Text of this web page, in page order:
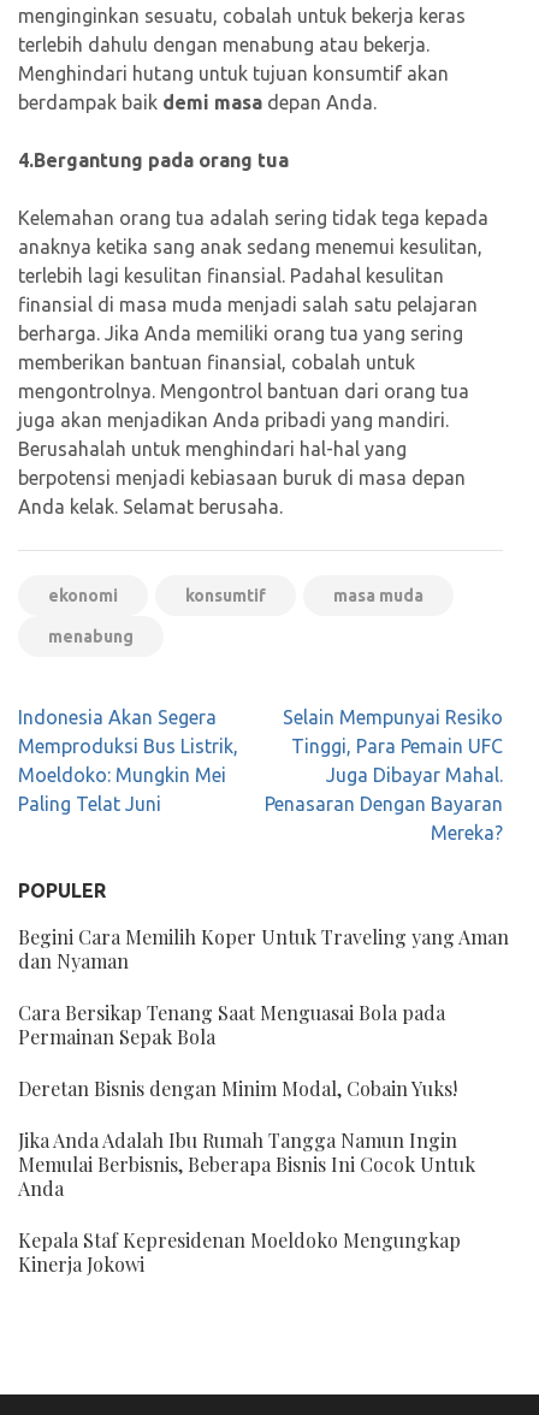
menginginkan sesuatu, cobalah untuk bekerja keras
terlebih dahulu dengan menabung atau bekerja.
Menghindari hutang untuk tujuan konsumtif akan
berdampak baik demi masa depan Anda.
4.Bergantung pada orang tua
Kelemahan orang tua adalah sering tidak tega kepada
anaknya ketika sang anak sedang menemui kesulitan,
terlebih lagi kesulitan finansial. Padahal kesulitan
finansial di masa muda menjadi salah satu pelajaran
berharga. Jika Anda memiliki orang tua yang sering
memberikan bantuan finansial, cobalah untuk
mengontrolnya. Mengontrol bantuan dari orang tua
juga akan menjadikan Anda pribadi yang mandiri.
Berusahalah untuk menghindari hal-hal yang
berpotensi menjadi kebiasaan buruk di masa depan
Anda kelak. Selamat berusaha.
ekonomi konsumtif masa muda
menabung
Navigasi
pos
Indonesia Akan Segera
Memproduksi Bus Listrik,
Moeldoko: Mungkin Mei
Paling Telat Juni
Selain Mempunyai Resiko
Tinggi, Para Pemain UFC
Juga Dibayar Mahal.
Penasaran Dengan Bayaran
Mereka?
POPULER
Begini Cara Memilih Koper Untuk Traveling yang Aman
dan Nyaman
Cara Bersikap Tenang Saat Menguasai Bola pada
Permainan Sepak Bola
Deretan Bisnis dengan Minim Modal, Cobain Yuks!
Jika Anda Adalah Ibu Rumah Tangga Namun Ingin
Memulai Berbisnis, Beberapa Bisnis Ini Cocok Untuk
Anda
Kepala Staf Kepresidenan Moeldoko Mengungkap
Kinerja Jokowi